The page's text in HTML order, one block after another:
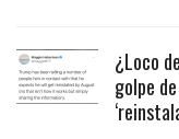
¿Loco
golpe